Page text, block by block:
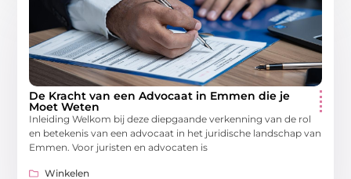
De Kracht van een Advocaat in Emmen die je
Moet Weten
Inleiding Welkom bij deze diepgaande verkenning van de rol
en betekenis van een advocaat in het juridische landschap van
Emmen. Voor juristen en advocaten is
Winkelen